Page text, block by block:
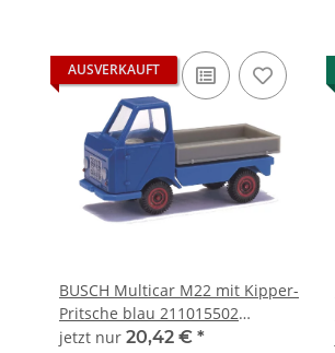
AUSVERKAUFT
BUSCH Multicar M22 mit Kipper-
Pritsche blau 211015502
Automodell 1:120
jetzt nur 20,42 € *